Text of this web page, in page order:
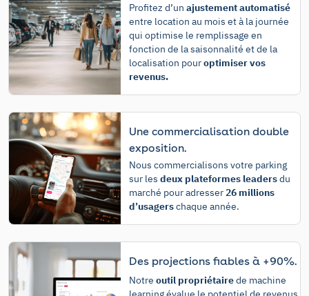
Profitez d’un ajustement automatisé
entre location au mois et à la journée
qui optimise le remplissage en
fonction de la saisonnalité et de la
localisation pouroptimiser vos
revenus.
Une commercialisation double
exposition.
Nous commercialisons votre parking
sur les deux plateformes leadersdu
marché pour adresser26 millions
d’usagerschaque année.
Des projections fiables à +90%.
Notre outil propriétairede machine